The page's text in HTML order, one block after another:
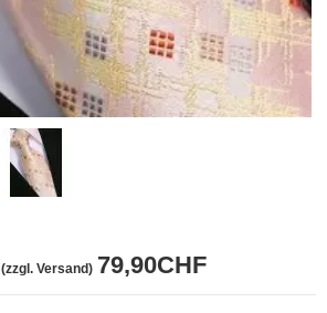
(zzgl. Versand) 79,90CHF